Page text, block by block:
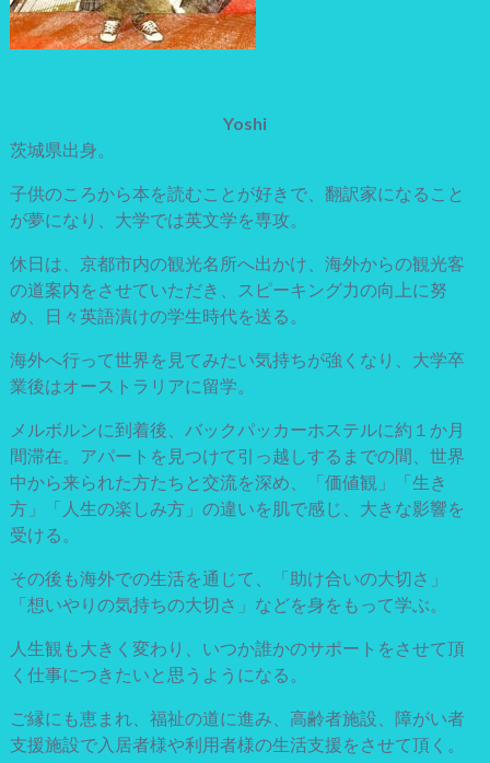
Yoshi
茨城県出身。
子供のころから本を読むことが好きで、翻訳家になること
が夢になり、大学では英文学を専攻。
休日は、京都市内の観光名所へ出かけ、海外からの観光客
の道案内をさせていただき、スピーキング力の向上に努
め、日々英語漬けの学生時代を送る。
海外へ行って世界を見てみたい気持ちが強くなり、大学卒
業後はオーストラリアに留学。
メルボルンに到着後、バックパッカーホステルに約１か月
間滞在。アパートを見つけて引っ越しするまでの間、世界
中から来られた方たちと交流を深め、「価値観」「生き
方」「人生の楽しみ方」の違いを肌で感じ、大きな影響を
受ける。
その後も海外での生活を通じて、「助け合いの大切さ」
「想いやりの気持ちの大切さ」などを身をもって学ぶ。
人生観も大きく変わり、いつか誰かのサポートをさせて頂
く仕事につきたいと思うようになる。
ご縁にも恵まれ、福祉の道に進み、高齢者施設、障がい者
支援施設で入居者様や利用者様の生活支援をさせて頂く。